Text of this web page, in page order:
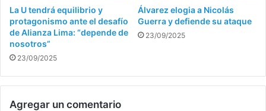
La U tendrá equilibrio y
protagonismo ante el desafío
de Alianza Lima: “depende de
nosotros”
23/09/2025
Álvarez elogia a Nicolás
Guerra y defiende su ataque
23/09/2025
Agregar un comentario